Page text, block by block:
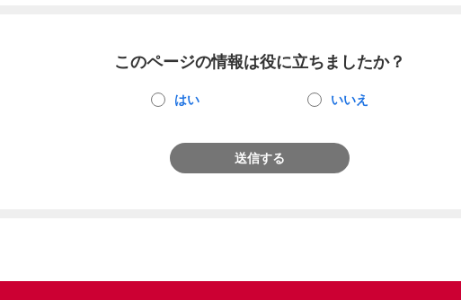
このページの情報は役に立ちましたか？
はい いいえ
送信する